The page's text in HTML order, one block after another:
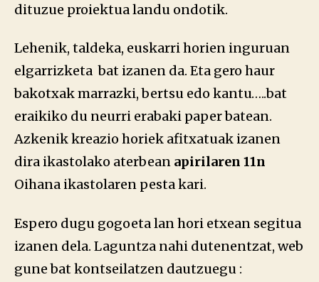
dituzue proiektua landu ondotik.
Lehenik, taldeka, euskarri horien inguruan
elgarrizketa bat izanen da. Eta gero haur
bakotxak marrazki, bertsu edo kantu…..bat
eraikiko du neurri erabaki paper batean.
Azkenik kreazio horiek afitxatuak izanen
dira ikastolako aterbean apirilaren 11n
Oihana ikastolaren pesta kari.
Espero dugu gogoeta lan hori etxean segitua
izanen dela. Laguntza nahi dutenentzat, web
gune bat kontseilatzen dautzuegu :